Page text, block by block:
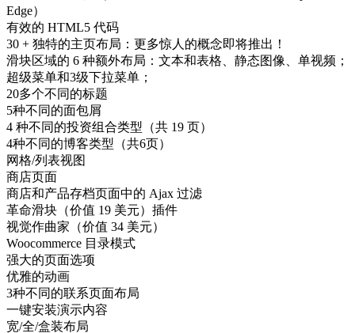
Edge）
有效的 HTML5 代码
30 + 独特的主页布局：更多惊人的概念即将推出！
滑块区域的 6 种额外布局：文本和表格、静态图像、单视频；
超级菜单和3级下拉菜单；
20多个不同的标题
5种不同的面包屑
4 种不同的投资组合类型（共 19 页）
4种不同的博客类型（共6页）
网格/列表视图
商店页面
商店和产品存档页面中的 Ajax 过滤
革命滑块（价值 19 美元）插件
视觉作曲家（价值 34 美元）
Woocommerce 目录模式
强大的页面选项
优雅的动画
3种不同的联系页面布局
一键安装演示内容
宽/全/盒装布局